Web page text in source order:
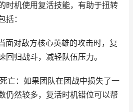
时机使用复活技能，有助于扭转
括：
面对敌方核心英雄的攻击时，复
回归战斗，减轻队伍压力。
亡：如果团队在团战中损失了一
仍然较多，复活时机错位可以帮